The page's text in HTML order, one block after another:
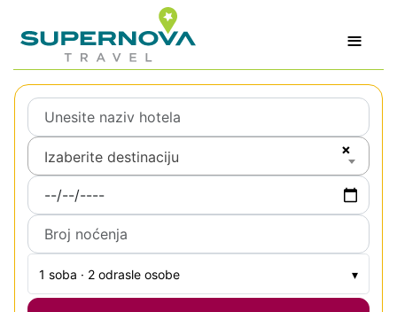
≡
×
Izaberite destinaciju
1 soba · 2 odrasle osobe ▾